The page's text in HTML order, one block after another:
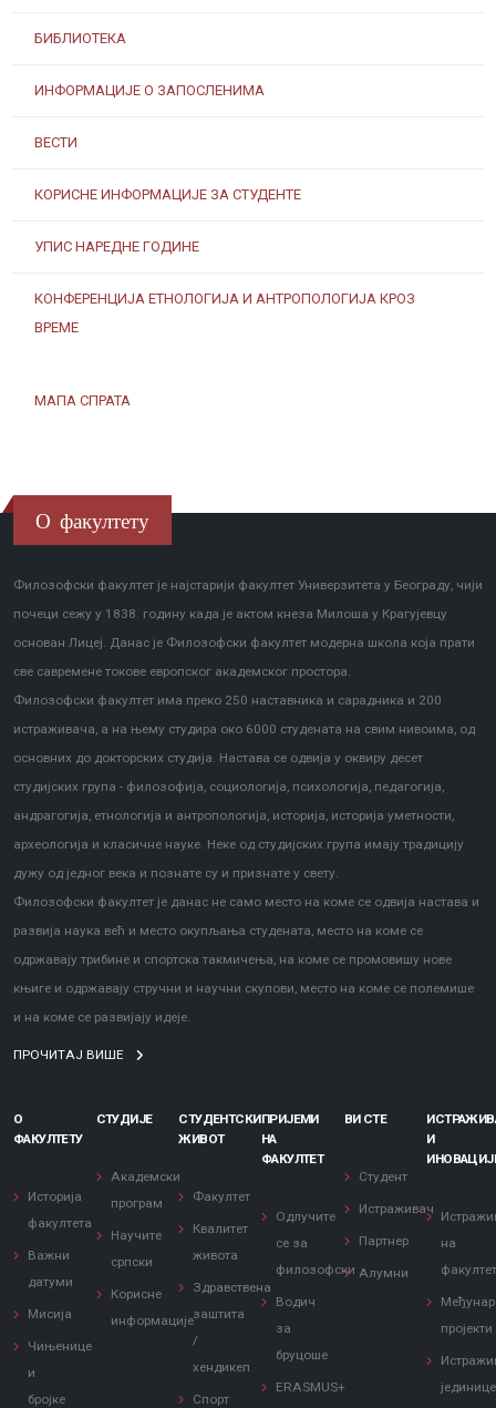
БИБЛИОТЕКА
ИНФОРМАЦИЈЕ О ЗАПОСЛЕНИМА
ВЕСТИ
КОРИСНЕ ИНФОРМАЦИЈЕ ЗА СТУДЕНТЕ
УПИС НАРЕДНЕ ГОДИНЕ
КОНФЕРЕНЦИЈА ЕТНОЛОГИЈА И АНТРОПОЛОГИЈА КРОЗ
ВРЕМЕ
МАПА СПРАТА
О факултету
Филозофски факултет је најстарији факултет Универзитета у Београду, чији
почеци сежу у 1838. годину када је актом кнеза Милоша у Крагујевцу
основан Лицеј. Данас је Филозофски факултет модерна школа која прати
све савремене токове европског академског простора.
Филозофски факултет има преко 250 наставника и сарадника и 200
истраживача, а на њему студира око 6000 студената на свим нивоима, од
основних до докторских студија. Настава се одвија у оквиру десет
студијских група - филозофија, социологија, психологија, педагогија,
андрагогија, етнологија и антропологија, историја, историја уметности,
археологија и класичне науке. Неке од студијских група имају традицију
дужу од једног века и познате су и признате у свету.
Филозофски факултет је данас не само место на коме се одвија настава и
развија наука већ и место окупљања студената, место на коме се
одржавају трибине и спортска такмичења, на коме се промовишу нове
књиге и одржавају стручни и научни скупови, место на коме се полемише
и на коме се развијају идеје.
ПРОЧИТАЈ ВИШЕ
О
ФАКУЛТЕТУ
Историја
факултета
Важни
датуми
Мисија
Чињенице
и
бројке
СТУДИЈЕ
Академски
програм
Научите
српски
Корисне
информације
СТУДЕНТСКИ
ЖИВОТ
Факултет
Квалитет
живота
Здравствена
заштита
/
хендикеп
Спорт
ПРИЈЕМИ
НА
ФАКУЛТЕТ
Одлучите
се за
филозофски
Водич
за
бруцоше
ERASMUS+
ВИ СТЕ
Студент
Истраживач
Партнер
Алумни
И
на
пројекти
јединице